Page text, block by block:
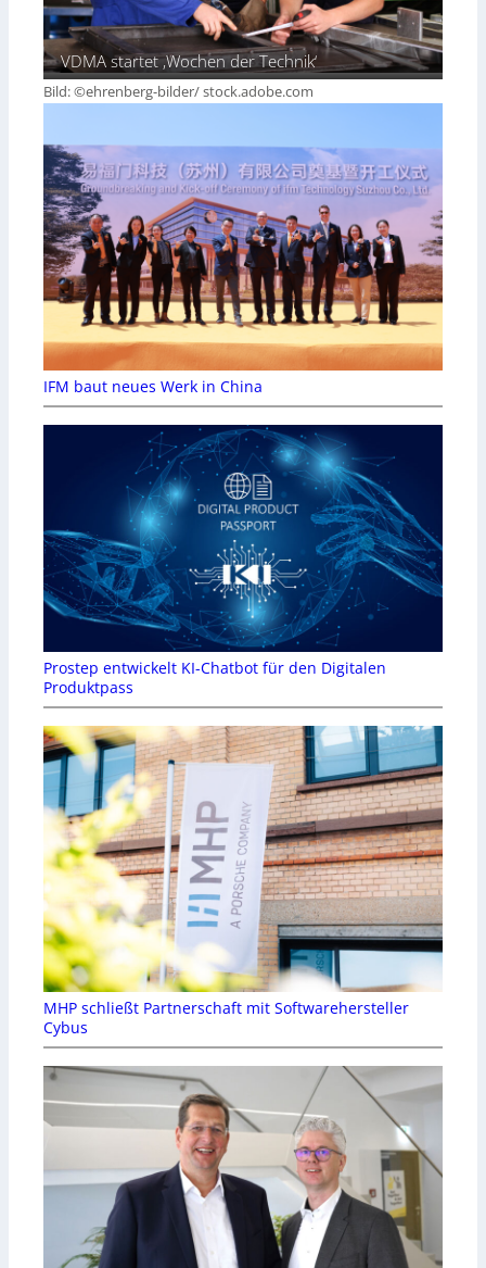
VDMA startet ‚Wochen der Technik‘
Bild: ©ehrenberg-bilder/ stock.adobe.com
IFM baut neues Werk in China
Prostep entwickelt KI-Chatbot für den Digitalen
Produktpass
MHP schließt Partnerschaft mit Softwarehersteller
Cybus